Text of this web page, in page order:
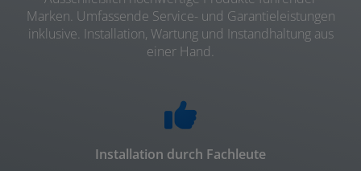
Marken. Umfassende Service- und Garantieleistungen
inklusive. Installation, Wartung und Instandhaltung aus
einer Hand.
Installation durch Fachleute